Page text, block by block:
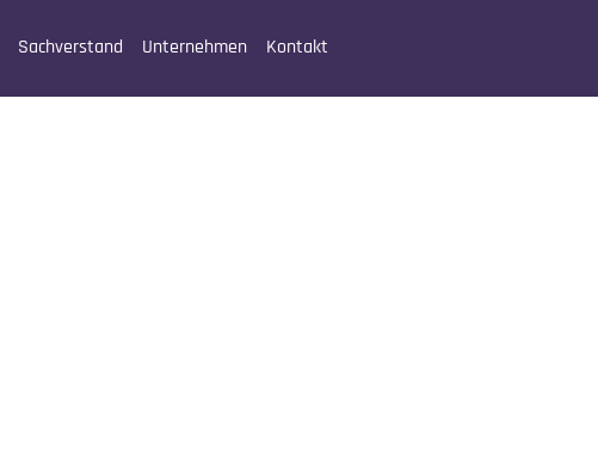
Sachverstand Unternehmen Kontakt